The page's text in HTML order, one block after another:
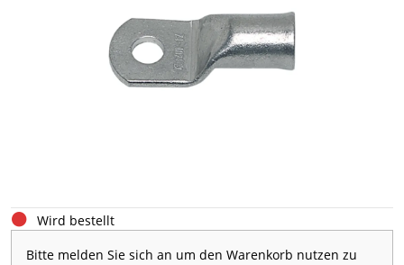
Wird bestellt
Bitte melden Sie sich an um den Warenkorb nutzen zu